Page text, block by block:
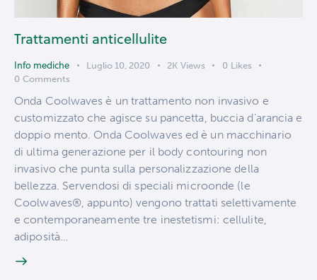
Trattamenti anticellulite
Info mediche Luglio 10, 2020 2K Views 0 Likes
0 Comments
Onda Coolwaves è un trattamento non invasivo e
customizzato che agisce su pancetta, buccia d'arancia e
doppio mento. Onda Coolwaves ed è un macchinario
di ultima generazione per il body contouring non
invasivo che punta sulla personalizzazione della
bellezza. Servendosi di speciali microonde (le
Coolwaves®, appunto) vengono trattati selettivamente
e contemporaneamente tre inestetismi: cellulite,
adiposità…